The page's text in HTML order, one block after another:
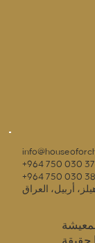
+964 750 030
+964 750 030